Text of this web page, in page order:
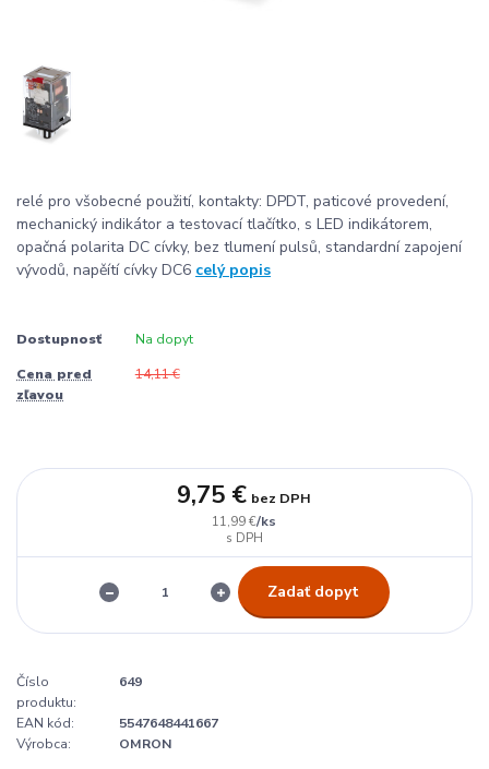
relé pro všobecné použití, kontakty: DPDT, paticové provedení,
mechanický indikátor a testovací tlačítko, s LED indikátorem,
opačná polarita DC cívky, bez tlumení pulsů, standardní zapojení
vývodů, napěítí cívky DC6 celý popis
Dostupnosť Na dopyt
Cena pred
zľavou
14,11 €
11,99 €/ks
9,75 € bez DPH
Zadať dopyt
Číslo
produktu:
649
EAN kód:
5547648441667
Výrobca:
OMRON